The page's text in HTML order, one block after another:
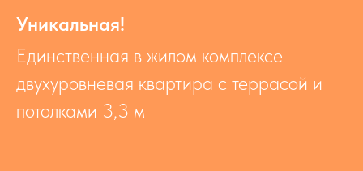
Уникальная!
Единственная в жилом комплексе
двухуровневая квартира с террасой и
потолками 3,3 м